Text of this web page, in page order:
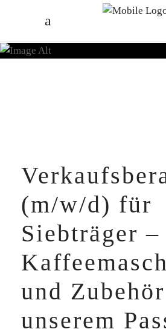
(m/w/d) für
Siebträger –
und
unserem